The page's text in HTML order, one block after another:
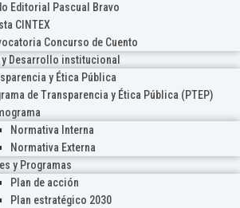
Editorial Pascual Bravo
CINTEX
Concurso de Cuento
y Desarrollo institucional
y Ética Pública
de Transparencia y Ética Pública (PTEP)
Normativa Interna
Normativa Externa
y Programas
Plan de acción
Plan estratégico 2030